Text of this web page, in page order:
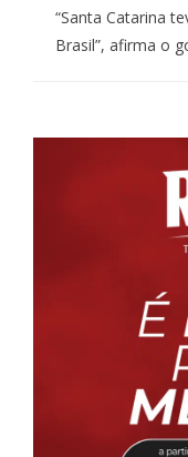
“Santa Catarina
Brasil”, afirma o